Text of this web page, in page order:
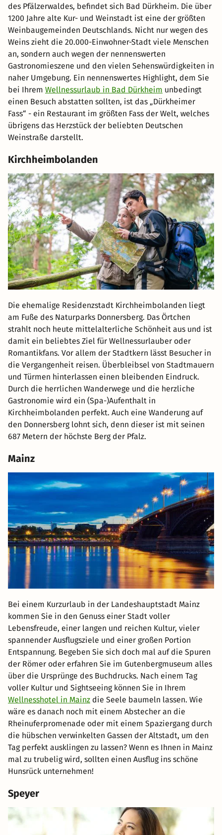
des Pfälzerwaldes, befindet sich Bad Dürkheim. Die über
1200 Jahre alte Kur- und Weinstadt ist eine der größten
Weinbaugemeinden Deutschlands. Nicht nur wegen des
Weins zieht die 20.000-Einwohner-Stadt viele Menschen
an, sondern auch wegen der nennenswerten
Gastronomieszene und den vielen Sehenswürdigkeiten in
naher Umgebung. Ein nennenswertes Highlight, dem Sie
bei Ihrem Wellnessurlaub in Bad Dürkheim unbedingt
einen Besuch abstatten sollten, ist das „Dürkheimer
Fass“ - ein Restaurant im größten Fass der Welt, welches
übrigens das Herzstück der beliebten Deutschen
Weinstraße darstellt.
Kirchheimbolanden
Die ehemalige Residenzstadt Kirchheimbolanden liegt
am Fuße des Naturparks Donnersberg. Das Örtchen
strahlt noch heute mittelalterliche Schönheit aus und ist
damit ein beliebtes Ziel für Wellnessurlauber oder
Romantikfans. Vor allem der Stadtkern lässt Besucher in
die Vergangenheit reisen. Überbleibsel von Stadtmauern
und Türmen hinterlassen einen bleibenden Eindruck.
Durch die herrlichen Wanderwege und die herzliche
Gastronomie wird ein (Spa-)Aufenthalt in
Kirchheimbolanden perfekt. Auch eine Wanderung auf
den Donnersberg lohnt sich, denn dieser ist mit seinen
687 Metern der höchste Berg der Pfalz.
Mainz
Bei einem Kurzurlaub in der Landeshauptstadt Mainz
kommen Sie in den Genuss einer Stadt voller
Lebensfreude, einer langen und reichen Kultur, vieler
spannender Ausflugsziele und einer großen Portion
Entspannung. Begeben Sie sich doch mal auf die Spuren
der Römer oder erfahren Sie im Gutenbergmuseum alles
über die Ursprünge des Buchdrucks. Nach einem Tag
voller Kultur und Sightseeing können Sie in Ihrem
Wellnesshotel in Mainz die Seele baumeln lassen. Wie
wäre es danach noch mit einem Abstecher an die
Rheinuferpromenade oder mit einem Spaziergang durch
die hübschen verwinkelten Gassen der Altstadt, um den
Tag perfekt ausklingen zu lassen? Wenn es Ihnen in Mainz
mal zu trubelig wird, sollten einen Ausflug ins schöne
Hunsrück unternehmen!
Speyer